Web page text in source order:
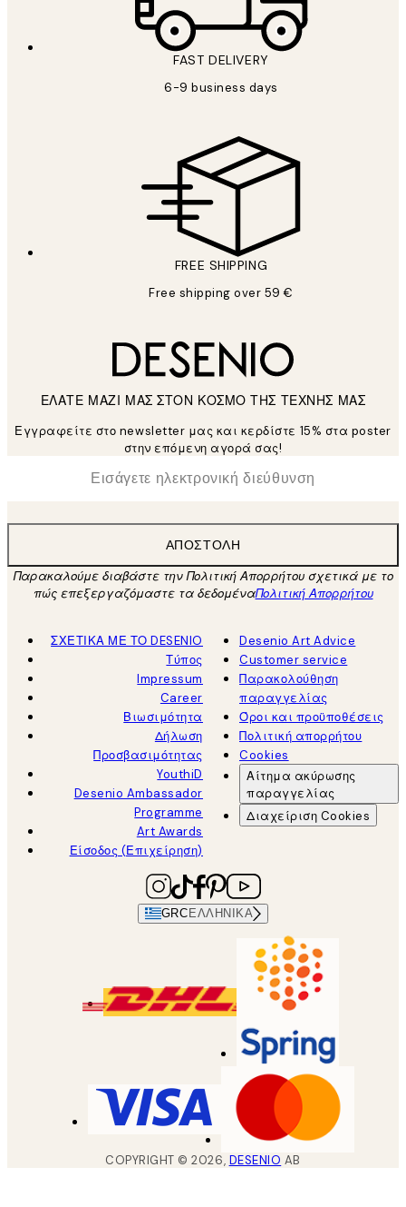
FAST DELIVERY
6-9 business days
FREE SHIPPING
Free shipping over 59 €
ΕΛΑΤΕ ΜΑΖΙ ΜΑΣ ΣΤΟΝ ΚΟΣΜΟ ΤΗΣ ΤΕΧΝΗΣ ΜΑΣ
Εγγραφείτε στο newsletter μας και κερδίστε 15% στα poster
στην επόμενη αγορά σας!
Ηλεκτρονική Διεύθυνση
ΑΠΟΣΤΟΛΉ
Παρακαλούμε διαβάστε την Πολιτική Απορρήτου σχετικά με το
πώς επεξεργαζόμαστε τα δεδομέναΠολιτική Απορρήτου
ΣΧΕΤΙΚΑ ΜΕ ΤΟ DESENIO
Τύπος
Impressum
Career
Βιωσιμότητα
Δήλωση
Προσβασιμότητας
YouthiD
Desenio Ambassador
Programme
Art Awards
Είσοδος (Επιχείρηση)
Desenio Art Advice
Customer service
Παρακολούθηση
παραγγελίας
Όροι και προϋποθέσεις
Πολιτική απορρήτου
Cookies
Αίτημα ακύρωσης
παραγγελίας
Διαχείριση Cookies
GRC ΕΛΛΗΝΙΚΆ
COPYRIGHT ©2026, DESENIO AB